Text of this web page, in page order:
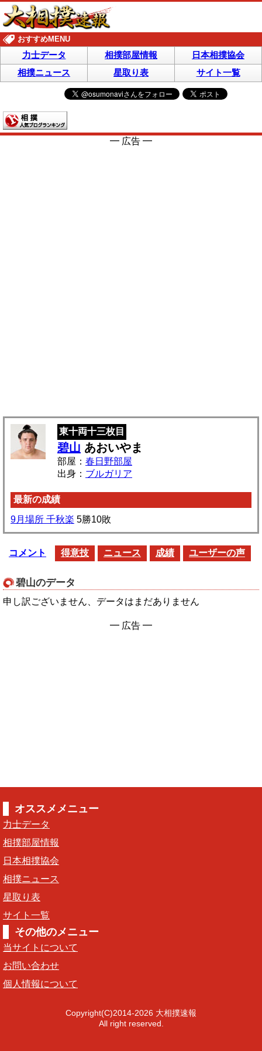
おすすめMENU
力士データ 相撲部屋情報
日本相撲協会
相撲ニュース
星取り表 サイト一覧
━ 広告 ━
東十両十三枚目
碧山 あおいやま
部屋： 春日野部屋
出身： ブルガリア
最新の成績
9月場所 千秋楽 5勝10敗
コメント 得意技 ニュース 成績 ユーザーの声
碧山のデータ
申し訳ございません、データはまだありません
━ 広告 ━
オススメメニュー
力士データ
相撲部屋情報
日本相撲協会
相撲ニュース
星取り表
サイト一覧
その他のメニュー
当サイトについて
お問い合わせ
個人情報について
Copyright(C)2014-2026 大相撲速報
All right reserved.